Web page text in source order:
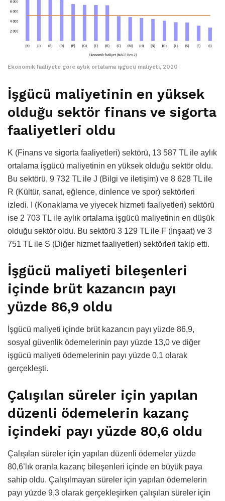
Ekonomik faaliyete göre aylık ortalama işgücü maliyeti, 2020
İşgücü maliyetinin en yüksek
olduğu sektör finans ve sigorta
faaliyetleri oldu
K (Finans ve sigorta faaliyetleri) sektörü, 13 587 TL ile aylık
ortalama işgücü maliyetinin en yüksek olduğu sektör oldu.
Bu sektörü, 9 732 TL ile J (Bilgi ve iletişim) ve 8 628 TL ile
R (Kültür, sanat, eğlence, dinlence ve spor) sektörleri
izledi. I (Konaklama ve yiyecek hizmeti faaliyetleri) sektörü
ise 2 703 TL ile aylık ortalama işgücü maliyetinin en düşük
olduğu sektör oldu. Bu sektörü 3 129 TL ile F (İnşaat) ve 3
751 TL ile S (Diğer hizmet faaliyetleri) sektörleri takip etti.
İşgücü maliyeti bileşenleri
içinde brüt kazancın payı
yüzde 86,9 oldu
İşgücü maliyeti içinde brüt kazancın payı yüzde 86,9,
sosyal güvenlik ödemelerinin payı yüzde 13,0 ve diğer
işgücü maliyeti ödemelerinin payı yüzde 0,1 olarak
gerçekleşti.
Çalışılan süreler için yapılan
düzenli ödemelerin kazanç
içindeki payı yüzde 80,6 oldu
Çalışılan süreler için yapılan düzenli ödemeler yüzde
80,6’lık oranla kazanç bileşenleri içinde en büyük paya
sahip oldu. Çalışılmayan süreler için yapılan ödemelerin
payı yüzde 9,3 olarak gerçekleşirken çalışılan süreler için